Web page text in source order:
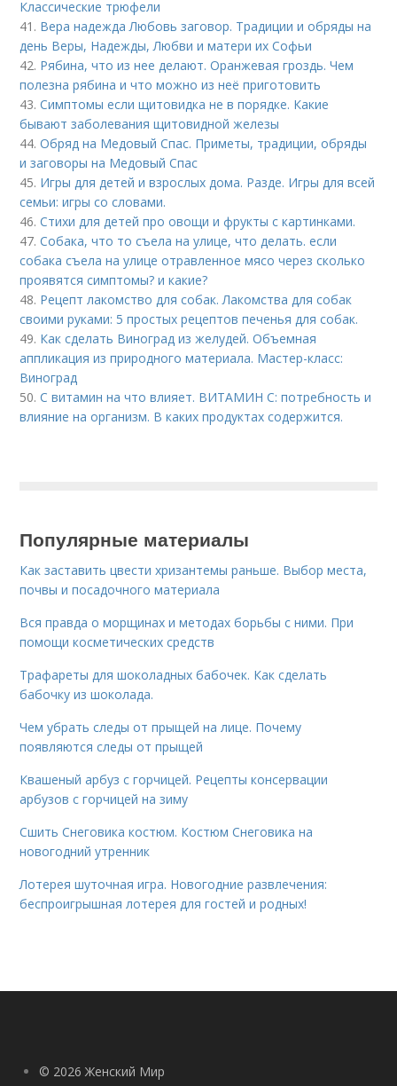
Классические трюфели
41. Вера надежда Любовь заговор. Традиции и обряды на
день Веры, Надежды, Любви и матери их Софьи
42. Рябина, что из нее делают. Оранжевая гроздь. Чем
полезна рябина и что можно из неё приготовить
43.Симптомы если щитовидка не в порядке. Какие
бывают заболевания щитовидной железы
44.Обряд на Медовый Спас. Приметы, традиции, обряды
и заговоры на Медовый Спас
45. Игры для детей и взрослых дома. Разде. Игры для всей
семьи: игры со словами.
46.Стихи для детей про овощи и фрукты с картинками.
47.Собака, что то съела на улице, что делать. если
собака съела на улице отравленное мясо через сколько
проявятся симптомы? и какие?
48. Рецепт лакомство для собак. Лакомства для собак
своими руками: 5 простых рецептов печенья для собак.
49. Как сделать Виноград из желудей. Объемная
аппликация из природного материала. Мастер-класс:
Виноград
50.С витамин на что влияет. ВИТАМИН С: потребность и
влияние на организм. В каких продуктах содержится.
Популярные материалы
Как заставить цвести хризантемы раньше. Выбор места,
почвы и посадочного материала
Вся правда о морщинах и методах борьбы с ними. При
помощи косметических средств
Трафареты для шоколадных бабочек. Как сделать
бабочку из шоколада.
Чем убрать следы от прыщей на лице. Почему
появляются следы от прыщей
Квашеный арбуз с горчицей. Рецепты консервации
арбузов с горчицей на зиму
Сшить Снеговика костюм. Костюм Снеговика на
новогодний утренник
Лотерея шуточная игра. Новогодние развлечения:
беспроигрышная лотерея для гостей и родных!
© 2026 Женский Мир